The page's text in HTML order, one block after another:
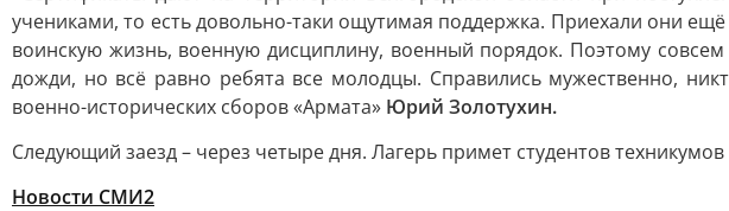
учениками, то есть довольно-таки ощутимая поддержка. Приехали они
воинскую жизнь, военную дисциплину, военный порядок. Поэтому
дожди, но всё равно ребята все молодцы. Справились мужественно,
военно-исторических сборов «Армата» Юрий Золотухин.
Следующий заезд – через четыре дня. Лагерь примет студентов
Новости СМИ2